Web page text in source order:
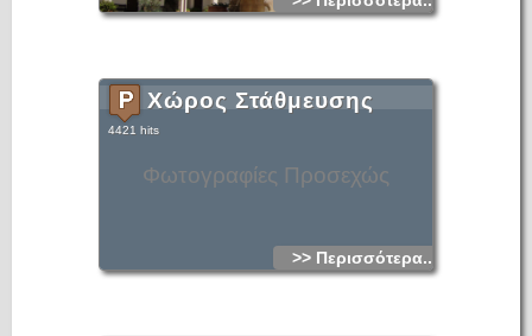
Φωτογραφίες Προσεχώς
Χώρος Στάθμευσης
4421 hits
>> Περισσότερα...